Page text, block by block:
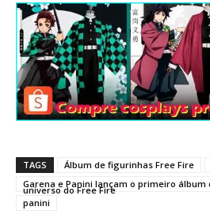
TAGS Álbum de figurinhas Free Fire
Garena e Panini lançam o primeiro
universo do Free Fire
panini